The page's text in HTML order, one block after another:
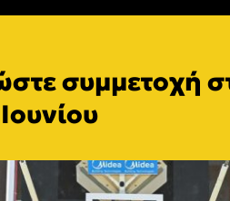
συμμετοχή